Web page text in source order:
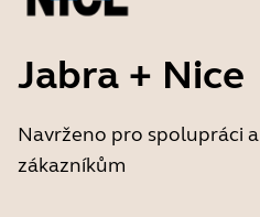
Jabra + Nice
Navrženo pro spolupráci
zákazníkům